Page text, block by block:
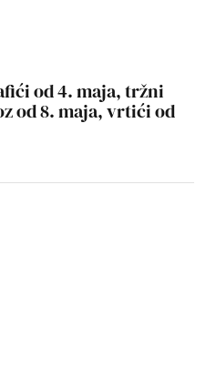
od 4. maja, tržni
od 8. maja, vrtići od